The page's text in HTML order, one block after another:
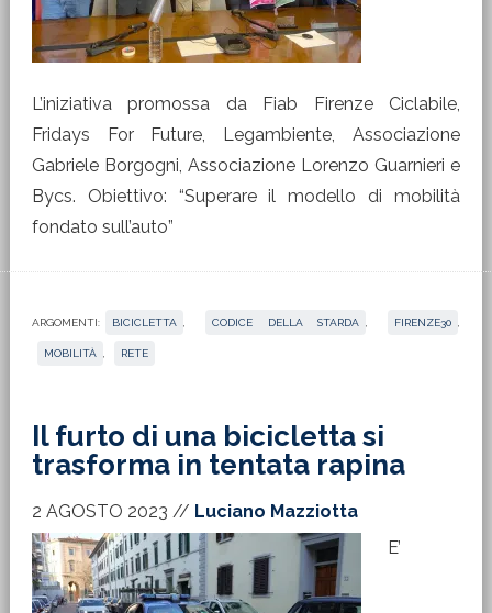
L’iniziativa promossa da Fiab Firenze Ciclabile,
Fridays For Future, Legambiente, Associazione
Gabriele Borgogni, Associazione Lorenzo Guarnieri e
Bycs. Obiettivo: “Superare il modello di mobilità
fondato sull’auto”
ARGOMENTI: BICICLETTA CODICE DELLA STARDA FIRENZE30
MOBILITÀ RETE
Il furto di una bicicletta si
trasforma in tentata rapina
2 AGOSTO 2023 // Luciano Mazziotta
E’